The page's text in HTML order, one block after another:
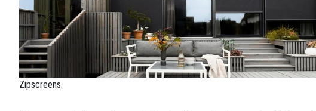
Zipscreens.